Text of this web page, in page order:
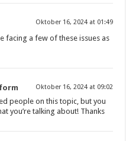
Oktober 16, 2024 at 01:49
facing a few of these issues as
Oktober 16, 2024 at 09:02
people on this topic, but you
you’re talking about! Thanks